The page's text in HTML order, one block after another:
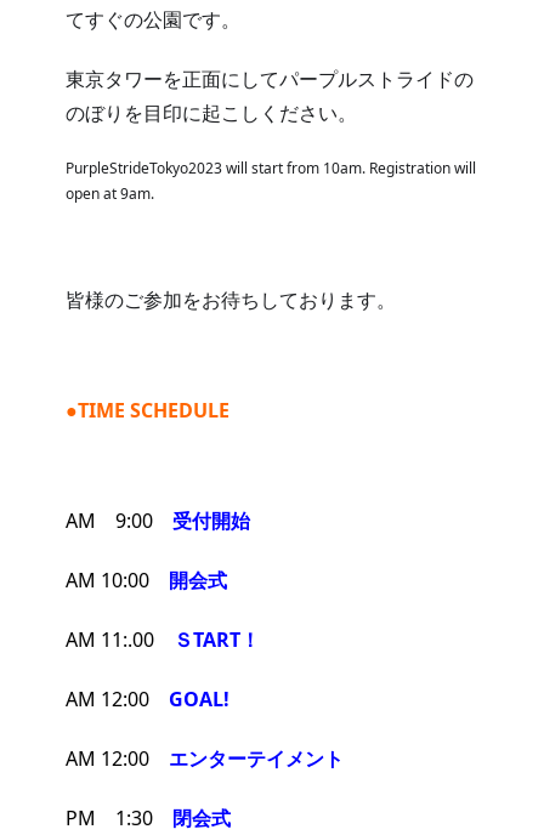
てすぐの公園です。
東京タワーを正面にしてパープルストライドの
のぼりを目印に起こしください。
PurpleStrideTokyo2023 will start from 10am. Registration will
open at 9am.
皆様のご参加をお待ちしております。
●TIME SCHEDULE
AM　9:00 受付開始
AM 10:00 開会式
AM 11:.00 ＳTART！
AM 12:00 GOAL!
AM 12:00 エンターテイメント
PM　1:30 閉会式